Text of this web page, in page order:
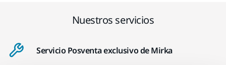
Nuestros servicios
Servicio Posventa exclusivo de Mirka